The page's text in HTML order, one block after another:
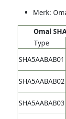
Merk:
Omal
Type
SHA5AABAB01
SHA5AABAB02
SHA5AABAB03